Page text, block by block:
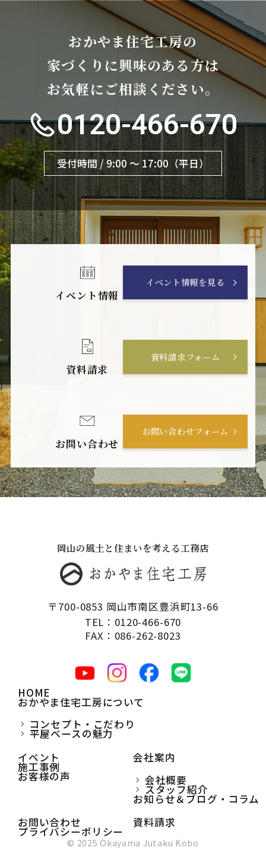
おかやま住宅工房の
家づくりに興味のある方は
お気軽にご相談ください。
0120-466-670
受付時間 / 9:00 〜 17:00（平日）
イベント情報
イベント情報を見る
資料請求
資料請求フォーム
お問い合わせ
お問い合わせフォーム
岡山の風土と住まいを考える工務店
〒700-0853 岡山市南区豊浜町13-66
TEL：0120-466-670
FAX：086-262-8023
HOME
おかやま住宅工房について
コンセプト・こだわり
平屋ベースの魅力
イベント
施工事例
お客様の声
会社案内
会社概要
スタッフ紹介
お知らせ＆ブログ・コラム
お問い合わせ
資料請求
プライバシーポリシー
© 2025 Okayama Jutaku Kobo